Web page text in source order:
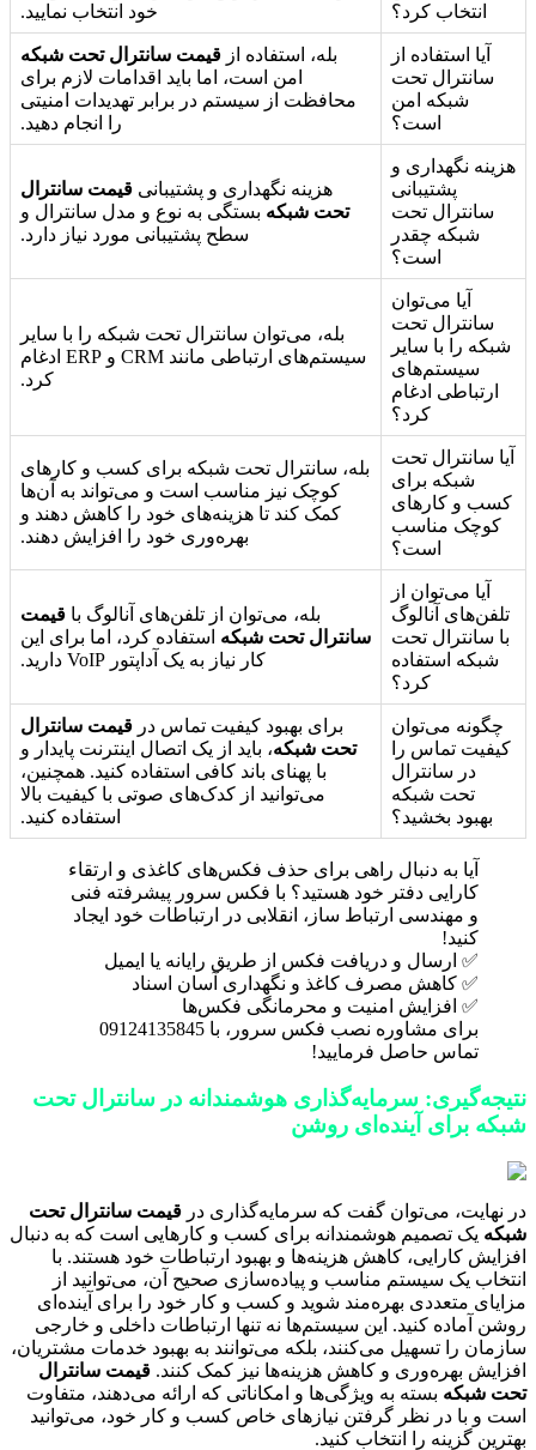
انتخاب کرد؟
خود انتخاب نمایید.
آیا استفاده از
سانترال تحت
شبکه امن
است؟
بله، استفاده از قیمت سانترال تحت شبکه
امن است، اما باید اقدامات لازم برای
محافظت از سیستم در برابر تهدیدات امنیتی
را انجام دهید.
هزینه نگهداری و
پشتیبانی
سانترال تحت
شبکه چقدر
است؟
هزینه نگهداری و پشتیبانی قیمت سانترال
تحت شبکه بستگی به نوع و مدل سانترال و
سطح پشتیبانی مورد نیاز دارد.
آیا می‌توان
سانترال تحت
شبکه را با سایر
سیستم‌های
ارتباطی ادغام
کرد؟
بله، می‌توان سانترال تحت شبکه را با سایر
سیستم‌های ارتباطی مانند CRM و ERP ادغام
کرد.
آیا سانترال تحت
شبکه برای
کسب و کارهای
کوچک مناسب
است؟
بله، سانترال تحت شبکه برای کسب و کارهای
کوچک نیز مناسب است و می‌تواند به آن‌ها
کمک کند تا هزینه‌های خود را کاهش دهند و
بهره‌وری خود را افزایش دهند.
آیا می‌توان از
تلفن‌های آنالوگ
با سانترال تحت
شبکه استفاده
کرد؟
بله، می‌توان از تلفن‌های آنالوگ با قیمت
سانترال تحت شبکه استفاده کرد، اما برای این
کار نیاز به یک آداپتور VoIP دارید.
چگونه می‌توان
کیفیت تماس را
در سانترال
تحت شبکه
بهبود بخشید؟
برای بهبود کیفیت تماس در قیمت سانترال
تحت شبکه، باید از یک اتصال اینترنت پایدار و
با پهنای باند کافی استفاده کنید. همچنین،
می‌توانید از کدک‌های صوتی با کیفیت بالا
استفاده کنید.
آیا به دنبال راهی برای حذف فکس‌های کاغذی و ارتقاء
کارایی دفتر خود هستید؟ با فکس سرور پیشرفته فنی
و مهندسی ارتباط ساز، انقلابی در ارتباطات خود ایجاد
کنید!
✅ ارسال و دریافت فکس از طریق رایانه یا ایمیل
✅ کاهش مصرف کاغذ و نگهداری آسان اسناد
✅ افزایش امنیت و محرمانگی فکس‌ها
برای مشاوره نصب فکس سرور، با 09124135845
تماس حاصل فرمایید!
نتیجه‌گیری: سرمایه‌گذاری هوشمندانه در سانترال تحت
شبکه برای آینده‌ای روشن
در نهایت، می‌توان گفت که سرمایه‌گذاری در قیمت سانترال تحت
شبکه یک تصمیم هوشمندانه برای کسب و کارهایی است که به دنبال
افزایش کارایی، کاهش هزینه‌ها و بهبود ارتباطات خود هستند. با
انتخاب یک سیستم مناسب و پیاده‌سازی صحیح آن، می‌توانید از
مزایای متعددی بهره‌مند شوید و کسب و کار خود را برای آینده‌ای
روشن آماده کنید. این سیستم‌ها نه تنها ارتباطات داخلی و خارجی
سازمان را تسهیل می‌کنند، بلکه می‌توانند به بهبود خدمات مشتریان،
افزایش بهره‌وری و کاهش هزینه‌ها نیز کمک کنند. قیمت سانترال
تحت شبکه بسته به ویژگی‌ها و امکاناتی که ارائه می‌دهند، متفاوت
است و با در نظر گرفتن نیازهای خاص کسب و کار خود، می‌توانید
بهترین گزینه را انتخاب کنید.